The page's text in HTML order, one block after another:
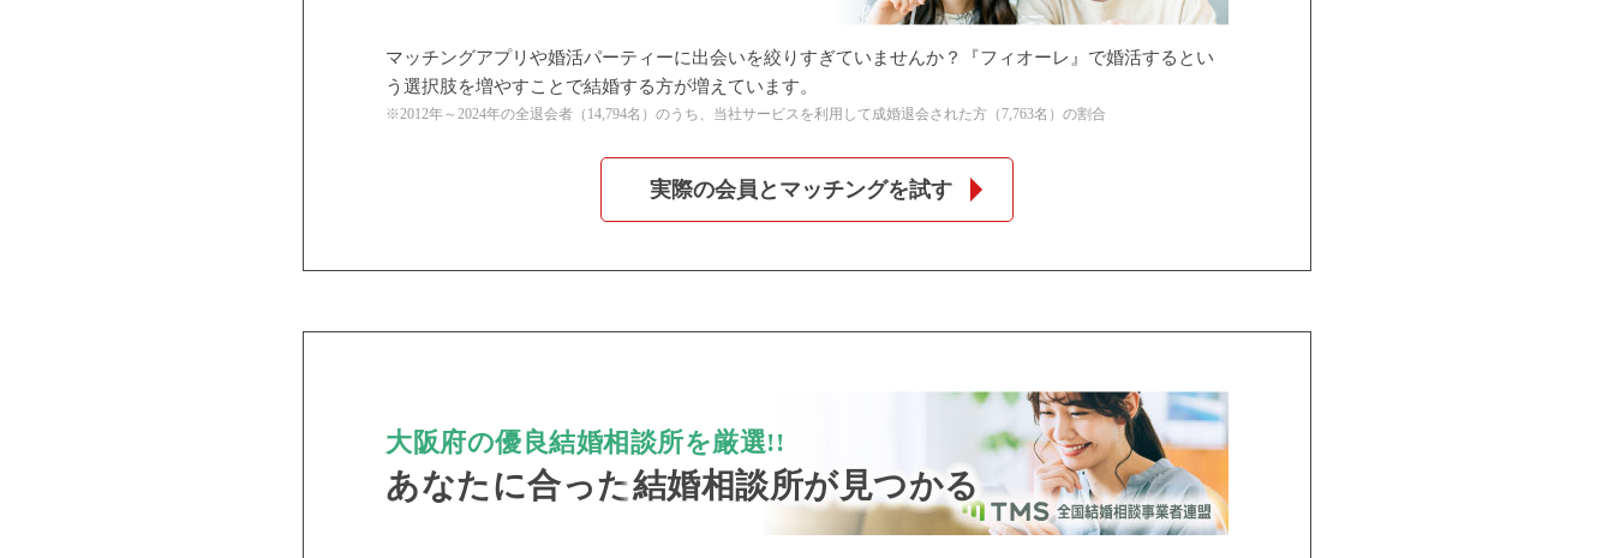
公式アカウントで最新情報を配信中！
約1,300店
の中から
おすすめの優良結婚相談所をご紹介
マッチングアプリや婚活パーティーに出会いを絞りすぎていませんか？『フィオーレ』で婚活するとい
う選択肢を増やすことで結婚する方が増えています。
※2012年～2024年の全退会者（14,794名）のうち、当社サービスを利用して成婚退会された方（7,763名）の割合
実際の会員とマッチングを試す
大阪府の優良結婚相談所を厳選!!
あなたに合った結婚相談所が見つかる